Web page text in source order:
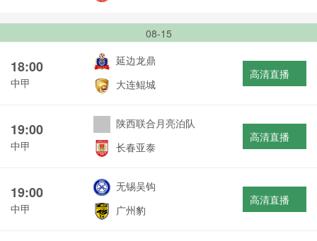
08-15
18:00
中甲
延边龙鼎
大连鲲城
高清直播
19:00
中甲
陕西联合月亮泊队
长春亚泰
高清直播
19:00
中甲
无锡吴钩
广州豹
高清直播